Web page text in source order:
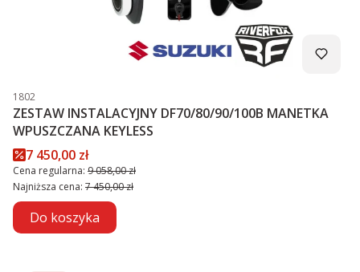
Kod produktu
1802
ZESTAW INSTALACYJNY DF70/80/90/100B MANETKA
WPUSZCZANA KEYLESS
Cena promocyjna
7 450,00 zł
Cena regularna: 9 058,00 zł
Najniższa cena: 7 450,00 zł
Do koszyka